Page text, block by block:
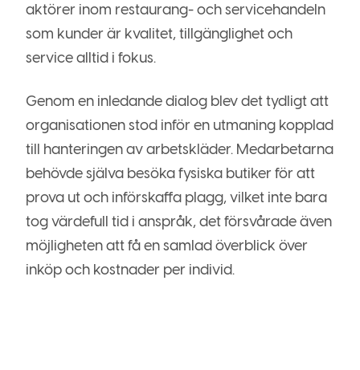
aktörer inom restaurang- och servicehandeln
som kunder är kvalitet, tillgänglighet och
service alltid i fokus.
Genom en inledande dialog blev det tydligt att
organisationen stod inför en utmaning kopplad
till hanteringen av arbetskläder. Medarbetarna
behövde själva besöka fysiska butiker för att
prova ut och införskaffa plagg, vilket inte bara
tog värdefull tid i anspråk, det försvårade även
möjligheten att få en samlad överblick över
inköp och kostnader per individ.